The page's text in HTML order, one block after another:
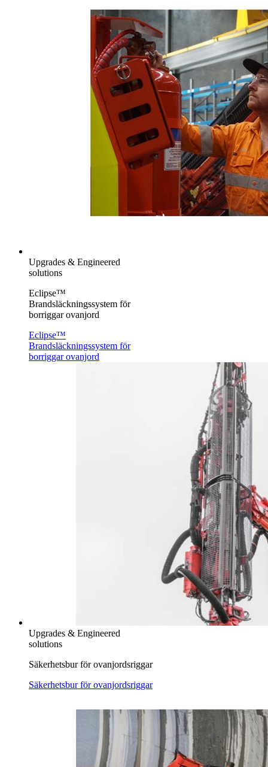
Upgrades & Engineered
solutions
Eclipse™
Brandsläckningssystem för
borriggar ovanjord
Eclipse™
Brandsläckningssystem för
borriggar ovanjord
Upgrades & Engineered
solutions
Säkerhetsbur för ovanjordsriggar
Säkerhetsbur för ovanjordsriggar